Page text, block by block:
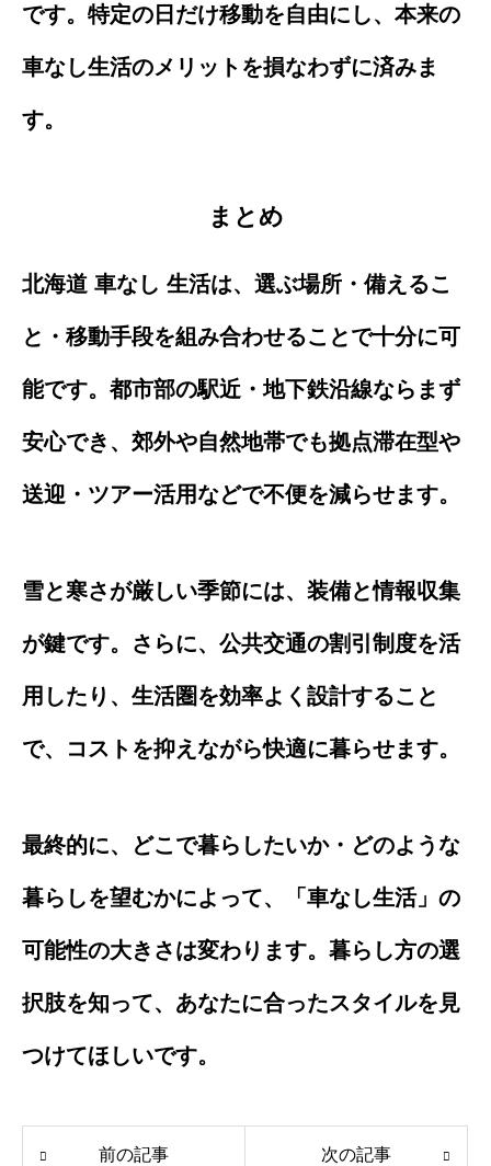
です。特定の日だけ移動を自由にし、本来の
車なし生活のメリットを損なわずに済みま
す。
まとめ
北海道 車なし 生活は、選ぶ場所・備えるこ
と・移動手段を組み合わせることで十分に可
能です。都市部の駅近・地下鉄沿線ならまず
安心でき、郊外や自然地帯でも拠点滞在型や
送迎・ツアー活用などで不便を減らせます。
雪と寒さが厳しい季節には、装備と情報収集
が鍵です。さらに、公共交通の割引制度を活
用したり、生活圏を効率よく設計すること
で、コストを抑えながら快適に暮らせます。
最終的に、どこで暮らしたいか・どのような
暮らしを望むかによって、「車なし生活」の
可能性の大きさは変わります。暮らし方の選
択肢を知って、あなたに合ったスタイルを見
つけてほしいです。
前の記事 次の記事